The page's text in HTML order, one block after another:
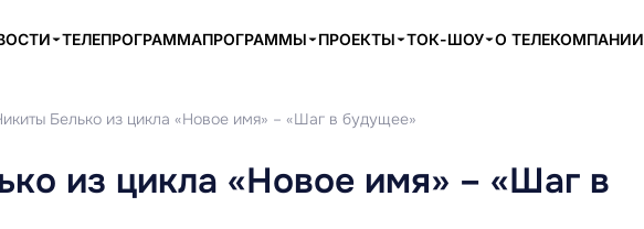
ТЕЛЕПРОГРАММАПРОГРАММЫ ПРОЕКТЫ ТОК-ШОУ О ТЕЛЕКОМПАНИИ
Белько из цикла «Новое имя» – «Шаг в будущее»
из цикла «Новое имя» – «Шаг в